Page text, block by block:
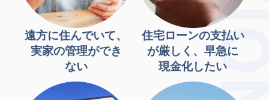
遠方に住んでいて、
実家の管理ができ
ない
住宅ローンの支払い
が厳しく、早急に
現金化したい